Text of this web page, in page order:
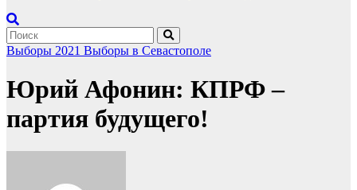
Выборы 2021 Выборы в Севастополе
Юрий Афонин: КПРФ –
партия будущего!